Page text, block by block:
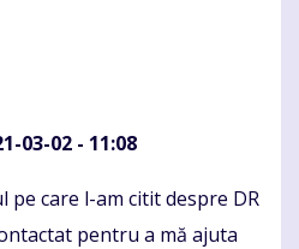
03-02 - 11:08
pe care l-am citit despre DR
pentru a mă ajuta